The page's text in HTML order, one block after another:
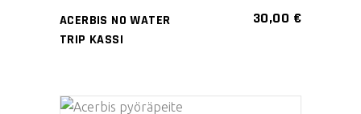
ACERBIS NO WATER
TRIP KASSI
30,00 €